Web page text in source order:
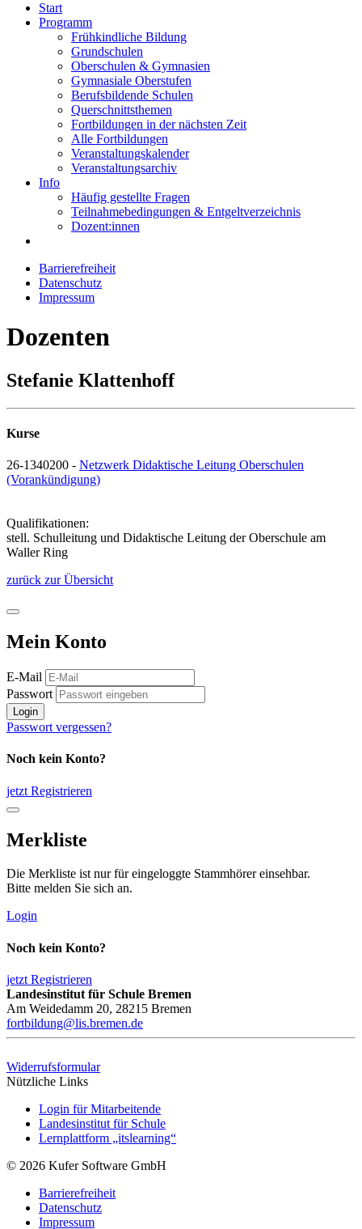
Start
Programm
Frühkindliche Bildung
Grundschulen
Oberschulen & Gymnasien
Gymnasiale Oberstufen
Berufsbildende Schulen
Querschnittsthemen
Fortbildungen in der nächsten Zeit
Alle Fortbildungen
Veranstaltungskalender
Veranstaltungsarchiv
Info
Häufig gestellte Fragen
Teilnahmebedingungen & Entgeltverzeichnis
Dozent:innen
Barrierefreiheit
Datenschutz
Impressum
Dozenten
Stefanie Klattenhoff
Kurse
26-1340200 - Netzwerk Didaktische Leitung Oberschulen
(Vorankündigung)
Qualifikationen:
stell. Schulleitung und Didaktische Leitung der Oberschule am
Waller Ring
zurück zur Übersicht
Mein Konto
E-Mail
Passwort
Login
Passwort vergessen?
Noch kein Konto?
jetzt Registrieren
Merkliste
Die Merkliste ist nur für eingeloggte Stammhörer einsehbar.
Bitte melden Sie sich an.
Login
Noch kein Konto?
jetzt Registrieren
Landesinstitut für Schule Bremen
Am Weidedamm 20, 28215 Bremen
fortbildung@lis.bremen.de
Widerrufsformular
Nützliche Links
Login für Mitarbeitende
Landesinstitut für Schule
Lernplattform „itslearning“
© 2026 Kufer Software GmbH
Barrierefreiheit
Datenschutz
Impressum